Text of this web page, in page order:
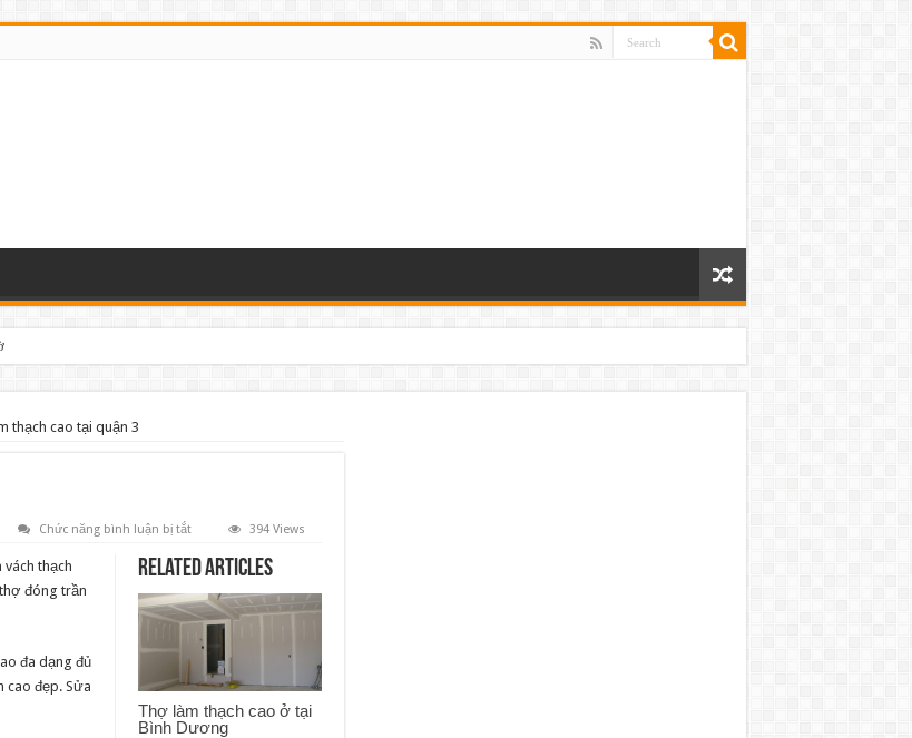
thạch cao tại quận 3
Chức năng bình luận bị tắtở
vụ
làm
cao
tại
quận
394 Views
Related Articles
Thợ làm thạch cao ở tại
Bình Dương
thạch
đóng trần
đa dạng đủ
cao đẹp. Sửa